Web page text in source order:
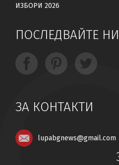
ИЗБОРИ 2026
ПОСЛЕДВАЙТЕ НИ
ЗА КОНТАКТИ
lupabgnews@gmail.com